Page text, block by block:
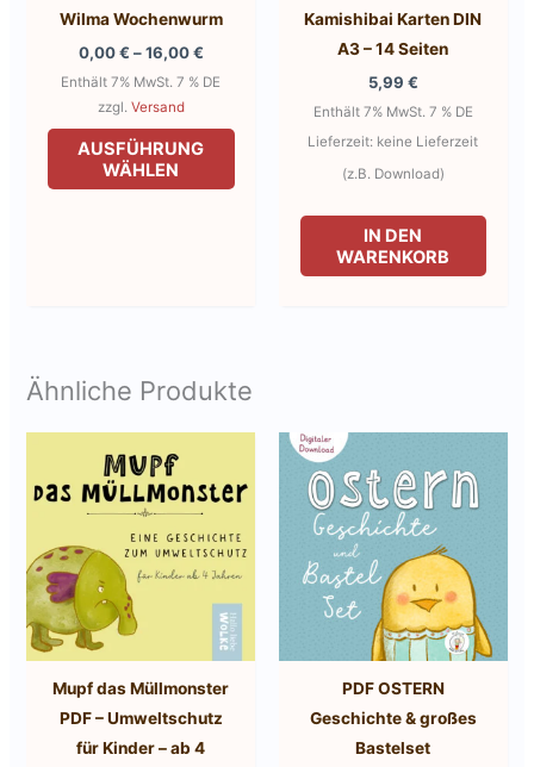
Wilma Wochenwurm
0,00€ –16,00€Preisspanne:
bis
Enthält 7% MwSt. 7 % DE
zzgl. Versand
AUSFÜHRUNG
WÄHLEN
Dieses
können
Produktseite
werden
Kamishibai Karten DIN
A3 – 14 Seiten
5,99 €
Enthält 7% MwSt. 7 % DE
Lieferzeit: keine Lieferzeit
(z.B. Download)
IN DEN
WARENKORB
Ähnliche Produkte
Mupf das Müllmonster
PDF – Umweltschutz
für Kinder – ab 4
PDF OSTERN
Geschichte & großes
Bastelset